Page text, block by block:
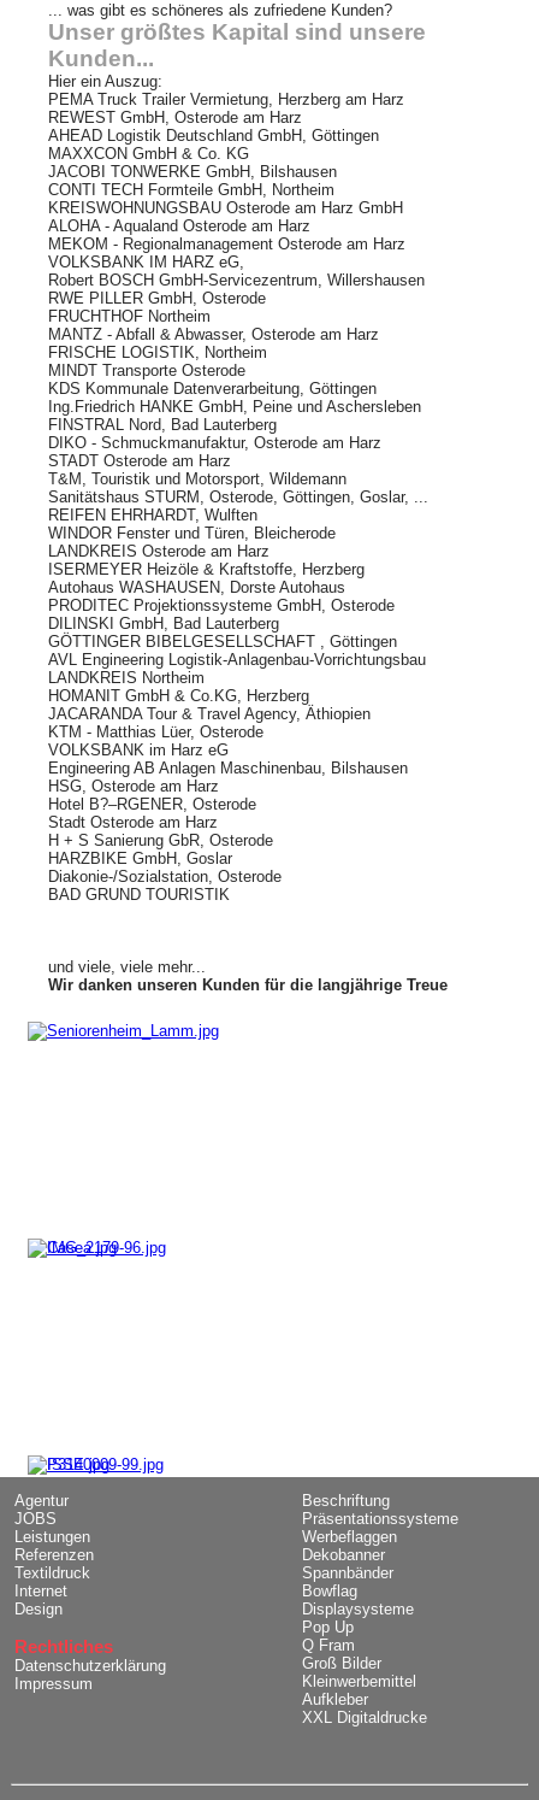
... was gibt es schöneres als zufriedene Kunden?
Unser größtes Kapital sind unsere
Kunden...
Hier ein Auszug:
PEMA Truck Trailer Vermietung, Herzberg am Harz
REWEST GmbH, Osterode am Harz
AHEAD Logistik Deutschland GmbH, Göttingen
MAXXCON GmbH & Co. KG
JACOBI TONWERKE GmbH, Bilshausen
CONTI TECH Formteile GmbH, Northeim
KREISWOHNUNGSBAU Osterode am Harz GmbH
ALOHA - Aqualand Osterode am Harz
MEKOM - Regionalmanagement Osterode am Harz
VOLKSBANK IM HARZ eG,
Robert BOSCH GmbH-Servicezentrum, Willershausen
RWE PILLER GmbH, Osterode
FRUCHTHOF Northeim
MANTZ - Abfall & Abwasser, Osterode am Harz
FRISCHE LOGISTIK, Northeim
MINDT Transporte Osterode
KDS Kommunale Datenverarbeitung, Göttingen
Ing.Friedrich HANKE GmbH, Peine und Aschersleben
FINSTRAL Nord, Bad Lauterberg
DIKO - Schmuckmanufaktur, Osterode am Harz
STADT Osterode am Harz
T&M, Touristik und Motorsport, Wildemann
Sanitätshaus STURM, Osterode, Göttingen, Goslar, ...
REIFEN EHRHARDT, Wulften
WINDOR Fenster und Türen, Bleicherode
LANDKREIS Osterode am Harz
ISERMEYER Heizöle & Kraftstoffe, Herzberg
Autohaus WASHAUSEN, Dorste Autohaus
PRODITEC Projektionssysteme GmbH, Osterode
DILINSKI GmbH, Bad Lauterberg
GÖTTINGER BIBELGESELLSCHAFT , Göttingen
AVL Engineering Logistik-Anlagenbau-Vorrichtungsbau
LANDKREIS Northeim
HOMANIT GmbH & Co.KG, Herzberg
JACARANDA Tour & Travel Agency, Äthiopien
KTM - Matthias Lüer, Osterode
VOLKSBANK im Harz eG
Engineering AB Anlagen Maschinenbau, Bilshausen
HSG, Osterode am Harz
Hotel B?–RGENER, Osterode
Stadt Osterode am Harz
H + S Sanierung GbR, Osterode
HARZBIKE GmbH, Goslar
Diakonie-/Sozialstation, Osterode
BAD GRUND TOURISTIK
und viele, viele mehr...
Wir danken unseren Kunden für die langjährige Treue
Agentur
JOBS
Leistungen
Referenzen
Textildruck
Internet
Design
Rechtliches
Datenschutzerklärung
Impressum
Beschriftung
Präsentationssysteme
Werbeflaggen
Dekobanner
Spannbänder
Bowflag
Displaysysteme
Pop Up
Q Fram
Groß Bilder
Kleinwerbemittel
Aufkleber
XXL Digitaldrucke